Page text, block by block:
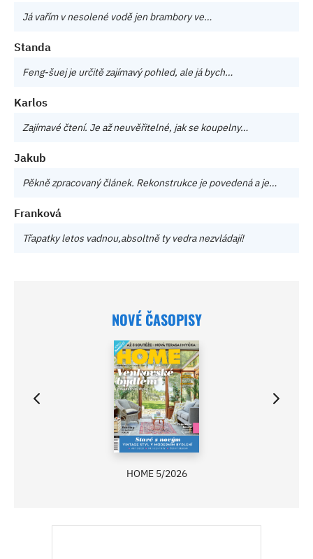
Já vařím v nesolené vodě jen brambory ve…
Standa
Feng-šuej je určitě zajímavý pohled, ale já bych…
Karlos
Zajímavé čtení. Je až neuvěřitelné, jak se koupelny…
Jakub
Pěkně zpracovaný článek. Rekonstrukce je povedená a je…
Franková
Třapatky letos vadnou,absoltně ty vedra nezvládají!
NOVÉ ČASOPISY
HOME 5/2026